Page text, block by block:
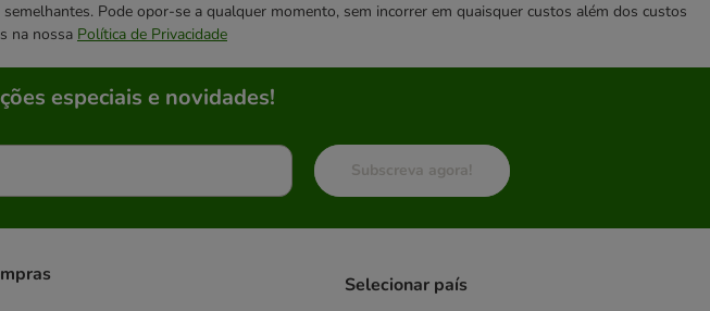
Pode opor-se a qualquer momento, sem incorrer em quaisquer custos além dos custos
na nossa Política de Privacidade
especiais e novidades!
Subscreva agora!
Selecionar país